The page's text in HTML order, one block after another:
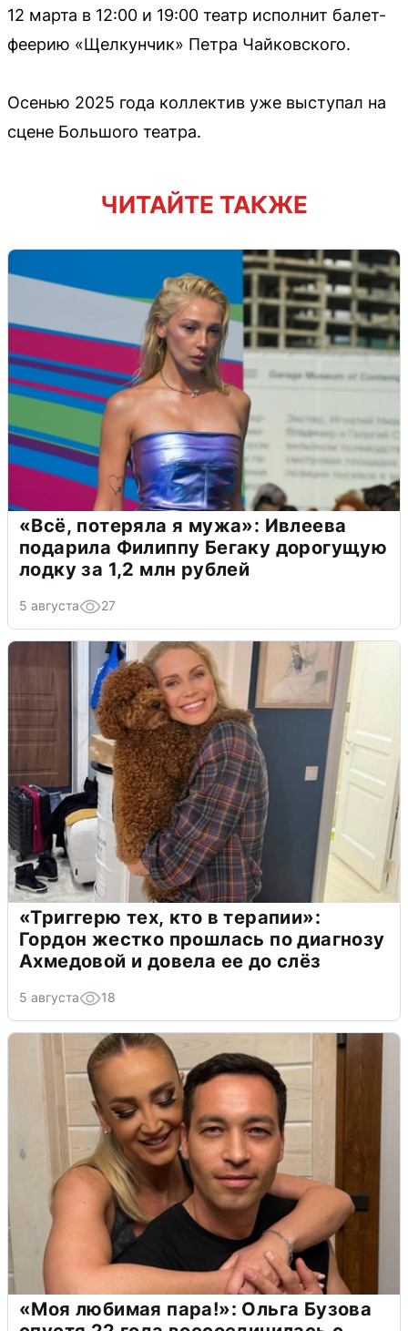
12 марта в 12:00 и 19:00 театр исполнит балет-
феерию «Щелкунчик» Петра Чайковского.
Осенью 2025 года коллектив уже выступал на
сцене Большого театра.
ЧИТАЙТЕ ТАКЖЕ
«Всё, потеряла я мужа»: Ивлеева
подарила Филиппу Бегаку дорогущую
лодку за 1,2 млн рублей
5 августа 27
«Триггерю тех, кто в терапии»:
Гордон жестко прошлась по диагнозу
Ахмедовой и довела ее до слёз
5 августа 18
«Моя любимая пара!»: Ольга Бузова